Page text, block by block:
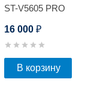
ST-V5605 PRO
16 000 ₽
В корзину